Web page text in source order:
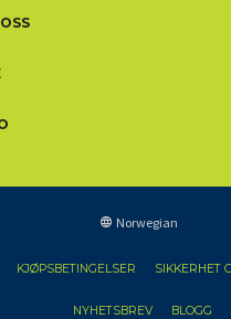
Norwegian
KJØPSBETINGELSER SIKKERHET
NYHETSBREV BLOGG